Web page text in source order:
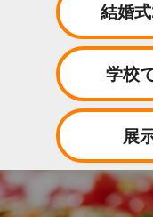
結婚
学校
展